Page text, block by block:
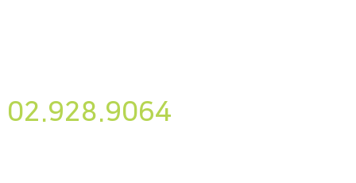
02.928.9064